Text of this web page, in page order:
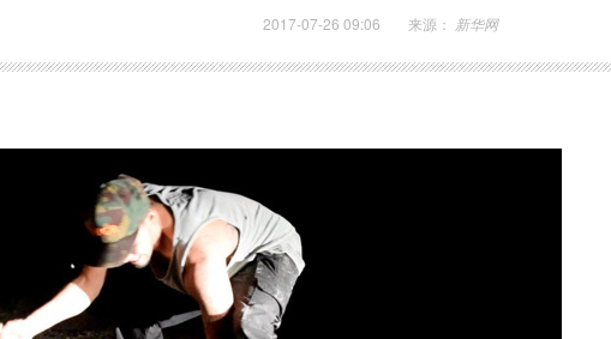
2017-07-26 09:06 来源： 新华网